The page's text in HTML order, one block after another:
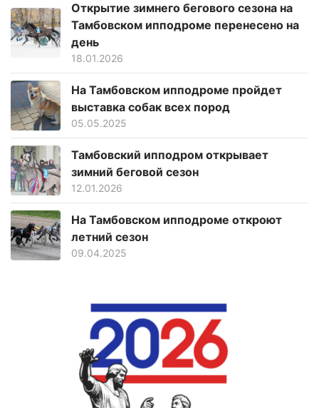
Открытие зимнего бегового сезона на
Тамбовском ипподроме перенесено на
день
18.01.2026
На Тамбовском ипподроме пройдет
выставка собак всех пород
05.05.2025
Тамбовский ипподром открывает
зимний беговой сезон
12.01.2026
На Тамбовском ипподроме откроют
летний сезон
09.04.2025